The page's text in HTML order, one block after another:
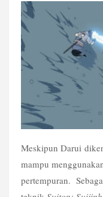
Meskipun Darui
mampu
pertempuran.